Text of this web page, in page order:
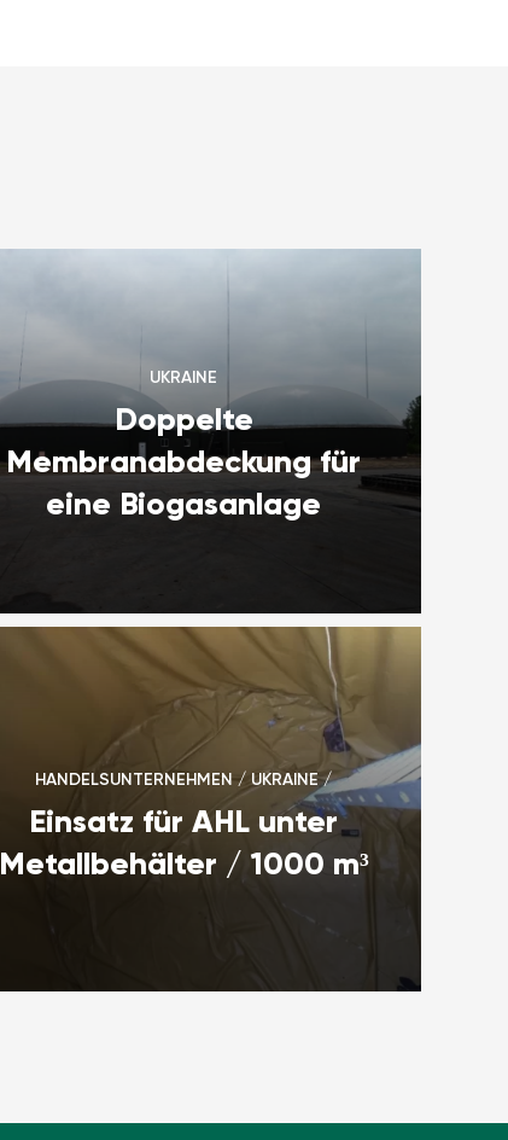
UKRAINE
Doppelte
Membranabdeckung für
eine Biogasanlage
HANDELSUNTERNEHMEN / UKRAINE /
Einsatz für AHL unter
Metallbehälter / 1000 m³